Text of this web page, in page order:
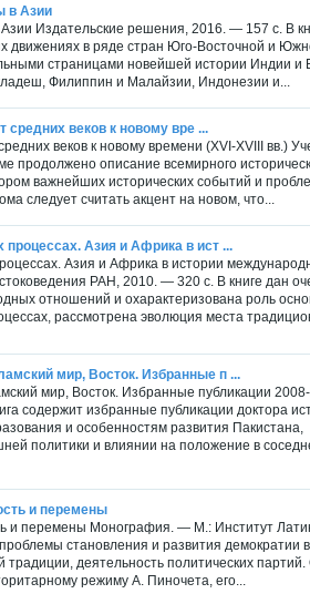
в Азии
Издательские решения, 2016. — 157 с. В
движениях в ряде стран Юго-Восточной и
страницами новейшей истории Индии и
Филиппин и Малайзии, Индонезии и...
веков к новому вре ...
веков к новому времени (XVI-XVIII вв.)
описание всемирного
важнейших исторических событий и
следует считать акцент на новом, что...
Азия и Африка в ист ...
Азия и Африка в истории
РАН, 2010. — 320 с. В книге дан
отношений и охарактеризована роль
рассмотрена эволюция места
мир, Восток. Избранные п ...
мир, Восток. Избранные публикации 2008-
содержит избранные публикации доктора
и особенностям развития Пакистана,
политики и влиянии на положение в
и перемены
и перемены Монография. — М.: Институт
становления и развития демократии
деятельность политических
режиму А. Пиночета, его...